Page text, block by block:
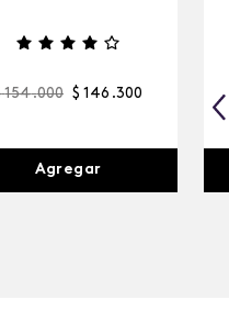
154.000 $ 146 .300
Agregar